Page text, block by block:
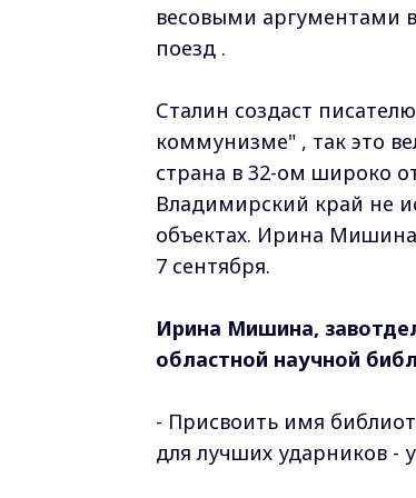
весовыми аргументами
поезд .
Сталин создаст
коммунизме" , так это
страна в 32-ом широко
Владимирский край не
объектах. Ирина
7 сентября.
Ирина Мишина,
областной научной
- Присвоить имя
для лучших ударников -